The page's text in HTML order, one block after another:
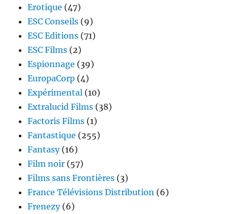
Erotique (47)
ESC Conseils (9)
ESC Editions (71)
ESC Films (2)
Espionnage (39)
EuropaCorp (4)
Expérimental (10)
Extralucid Films (38)
Factoris Films (1)
Fantastique (255)
Fantasy(16)
Film noir (57)
Films sans Frontières (3)
France Télévisions Distribution (6)
Frenezy(6)